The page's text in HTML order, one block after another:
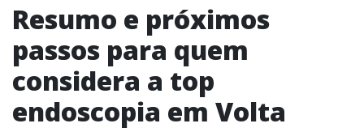
Resumo e próximos
passos para quem
considera a top
endoscopia em Volta